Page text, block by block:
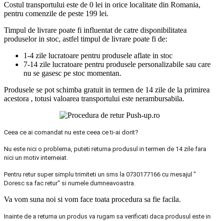
Costul transportului este de 0 lei in orice localitate din Romania,
pentru comenzile de peste 199 lei.
Timpul de livrare poate fi influentat de catre disponibilitatea
produselor in stoc, astfel timpul de livrare poate fi de:
1-4 zile lucratoare pentru produsele aflate in stoc
7-14 zile lucratoare pentru produsele personalizabile sau care
nu se gasesc pe stoc momentan.
Produsele se pot schimba gratuit in termen de 14 zile de la primirea
acestora , totusi valoarea transportului este nerambursabila.
Ceea ce ai comandat nu este ceea ce ti-ai dorit?
Nu este nici o problema, puteti returna produsul in termen de 14 zile fara
nici un motiv intemeiat.
Pentru retur super simplu trimiteti un sms la 0730177166 cu mesajul "
Doresc sa fac retur" si numele dumneavoastra.
Va vom suna noi si vom face toata procedura sa fie facila.
Inainte de a returna un produs va rugam sa verificati daca produsul este in